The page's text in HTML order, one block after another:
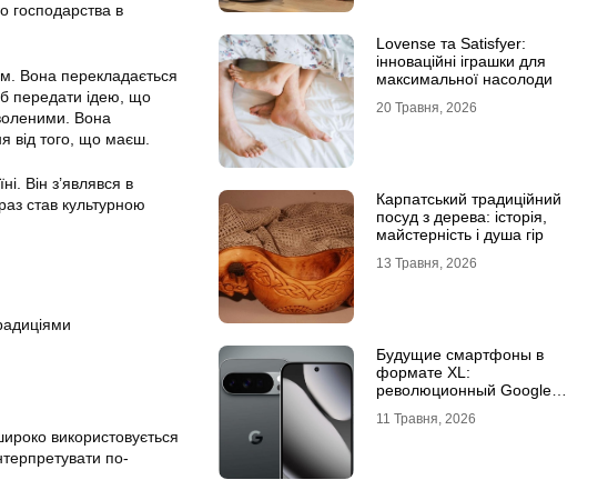
господарства в
Вона перекладається
передати ідею, що
Вона
від того, що маєш.
Він з’являвся в
став культурною
використовується
по-
Lovense та Satisfyer:
інноваційні іграшки для
максимальної насолоди
20 Травня, 2026
Карпатський традиційний
посуд з дерева: історія,
майстерність і душа гір
13 Травня, 2026
Будущие смартфоны в
формате XL:
революционный Google
11 Травня, 2026